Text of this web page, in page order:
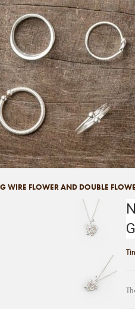
WIRE FLOWER AND DOUBLE